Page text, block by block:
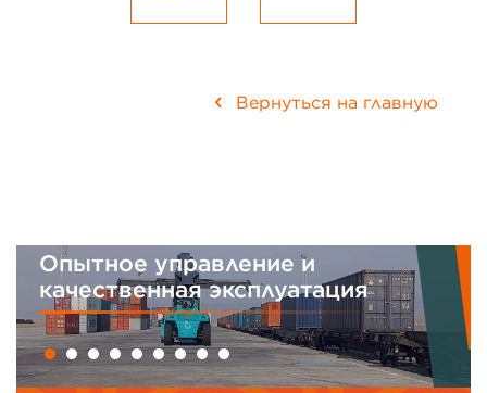
Вернуться на главную
Опытное управление и
качественная эксплуатация